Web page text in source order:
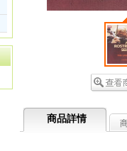
商品詳情